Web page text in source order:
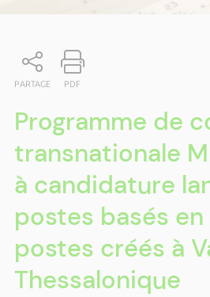
PARTAGE PDF
Programme de
transnationale
à candidature
postes basés en
postes créés à
Thessalonique